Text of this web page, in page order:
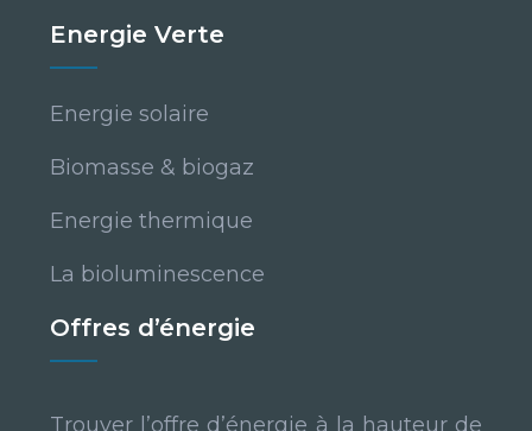
Energie Verte
Energie solaire
Biomasse & biogaz
Energie thermique
La bioluminescence
Offres d’énergie
Trouver l’offre d’énergie à la hauteur de